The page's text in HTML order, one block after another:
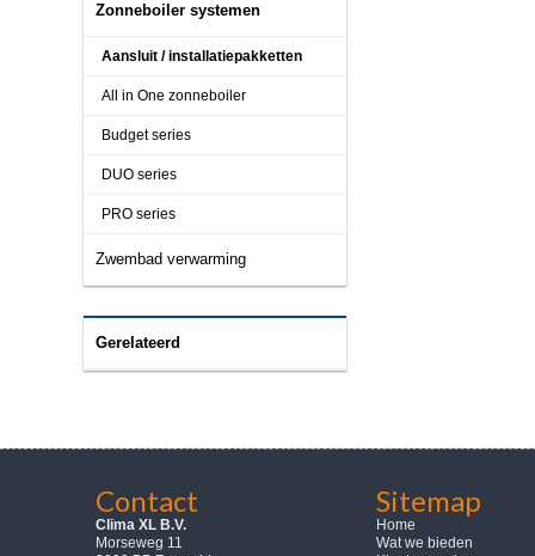
Zonneboiler systemen
Aansluit / installatiepakketten
All in One zonneboiler
Budget series
DUO series
PRO series
Zwembad verwarming
Gerelateerd
Contact
Clima XL B.V.
Morseweg 11
Sitemap
Home
Wat we bieden